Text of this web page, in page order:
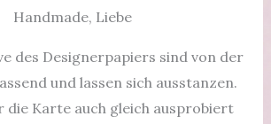
des Designerpapiers sind von der
und lassen sich ausstanzen.
die Karte auch gleich ausprobiert